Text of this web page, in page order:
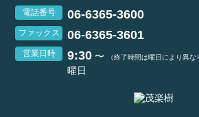
電話番号 06-6365-3600
ファックス 06-6365-3601
営業日時 9:30 〜 （終了時間は曜日により異な
曜日